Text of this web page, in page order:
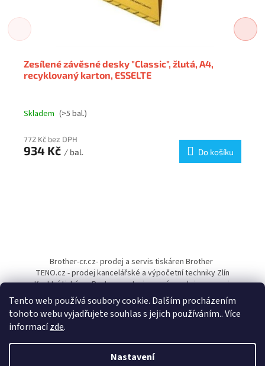
Tento web používá soubory cookie. Dalším procházením
tohoto webu vyjadřujete souhlas s jejich používáním.. Více
informacízde.
Nastavení
Zesílené závěsné desky "Classic", žlutá, A4,
recyklovaný karton, ESSELTE
Skladem (>5 bal.)
772 Kč bez DPH
934 Kč / bal. Do košíku
a
Brother-cr.cz- prodej a servis tiskáren Brother
TENO.cz - prodej kancelářské a výpočetní techniky Zlín
Kvalitní tiskárny Pantum - autorizovaný prodejce a servis
Vytvořil Shoptet